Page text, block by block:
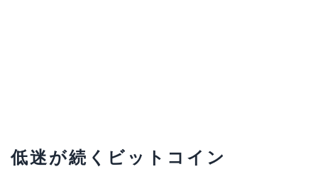
低迷が続くビットコイン